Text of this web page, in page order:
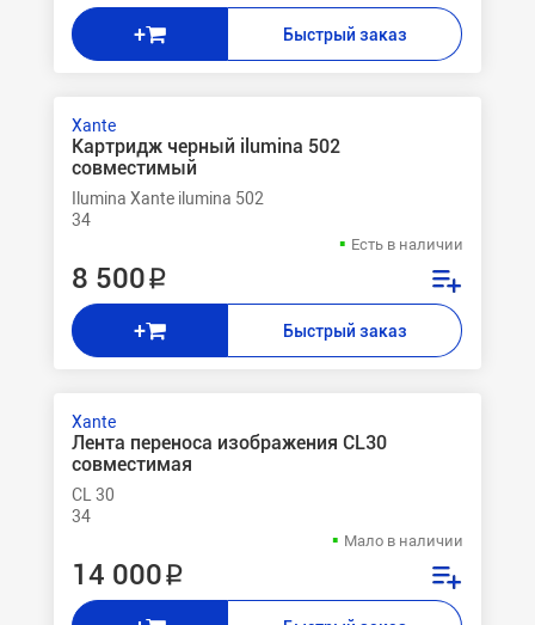
+ Быстрый заказ
Xante
Картридж черный ilumina 502
совместимый
Ilumina Xante ilumina 502
34
Есть в наличии
8 500 ₽
+ Быстрый заказ
Xante
Лента переноса изображения CL30
совместимая
CL 30
34
Мало в наличии
14 000 ₽